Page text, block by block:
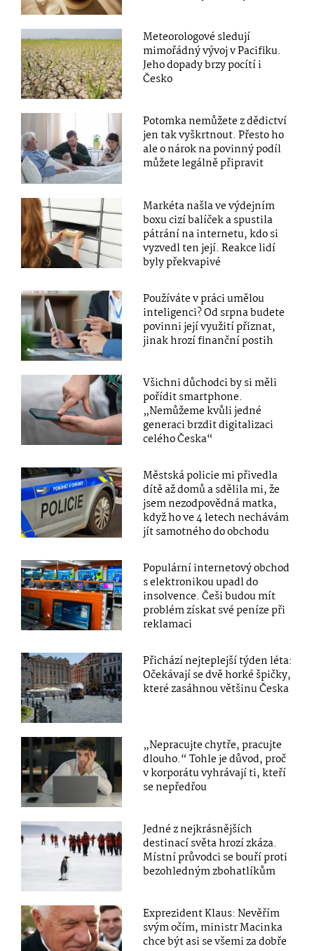
Meteorologové sledují
mimořádný vývoj v Pacifiku.
Jeho dopady brzy pocítí i
Česko
Potomka nemůžete z dědictví
jen tak vyškrtnout. Přesto ho
ale o nárok na povinný podíl
můžete legálně připravit
Markéta našla ve výdejním
boxu cizí balíček a spustila
pátrání na internetu, kdo si
vyzvedl ten její. Reakce lidí
byly překvapivé
Používáte v práci umělou
inteligenci? Od srpna budete
povinni její využití přiznat,
jinak hrozí finanční postih
Všichni důchodci by si měli
pořídit smartphone.
„Nemůžeme kvůli jedné
generaci brzdit digitalizaci
celého Česka“
Městská policie mi přivedla
dítě až domů a sdělila mi, že
jsem nezodpovědná matka,
když ho ve 4 letech nechávám
jít samotného do obchodu
Populární internetový obchod
s elektronikou upadl do
insolvence. Češi budou mít
problém získat své peníze při
reklamaci
Přichází nejteplejší týden léta:
Očekávají se dvě horké špičky,
které zasáhnou většinu Česka
„Nepracujte chytře, pracujte
dlouho.“ Tohle je důvod, proč
v korporátu vyhrávají ti, kteří
se nepředřou
Jedné z nejkrásnějších
destinací světa hrozí zkáza.
Místní průvodci se bouří proti
bezohledným zbohatlíkům
Exprezident Klaus: Nevěřím
svým očím, ministr Macinka
chce být asi se všemi za dobře